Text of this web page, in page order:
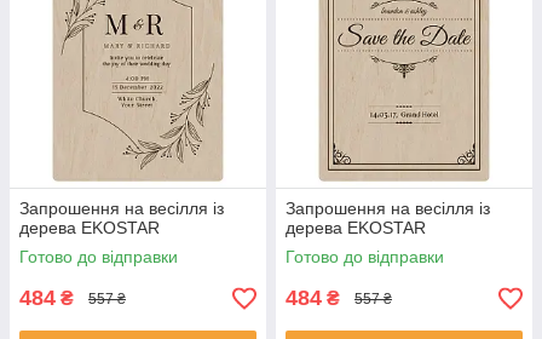
Запрошення на весілля із
дерева EKOSTAR
Готово до відправки
484 ₴ 557 ₴
Запрошення на весілля із
дерева EKOSTAR
Готово до відправки
484 ₴ 557 ₴